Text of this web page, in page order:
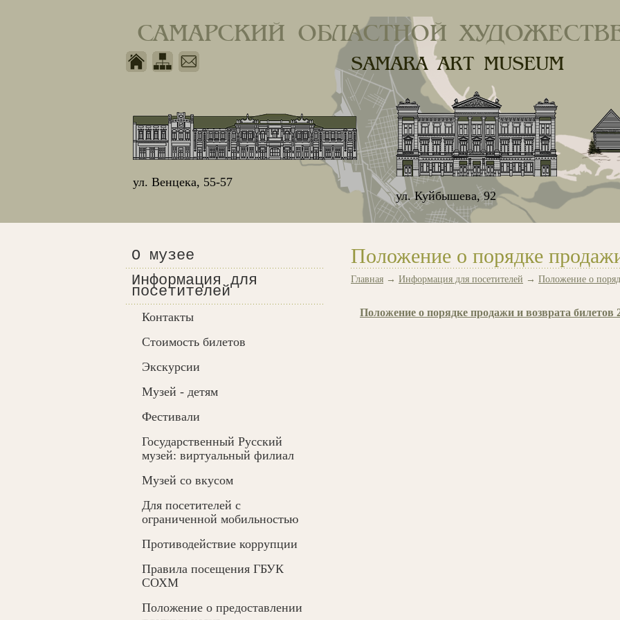
САМАРСКИЙ ОБЛАСТНОЙ
SAMARA ART MUSEUM
ул. Куйбышева, 92
ул. Венцека, 55-57
О музее
Информация для
посетителей
Контакты
Cтоимость билетов
Экскурсии
Музей - детям
Фестивали
Государственный Русский
музей: виртуальный филиал
Музей со вкусом
Для посетителей с
ограниченной мобильностью
Противодействие коррупции
Правила посещения ГБУК
СОХМ
Положение о предоставлении
Положение о порядке
Главная → Информация для посетителей → Положение о
Положение о порядке продажи и возврата билетов